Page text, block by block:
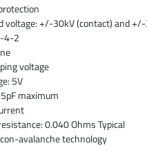
voltage: +/-30kV (contact) and
4-2
voltage
5V
maximum
0.040 Ohms Typical
avalanche technology